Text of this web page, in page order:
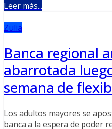
Leer más...
Zulia
Banca regional
abarrotada
semana de
Los adultos mayores se
banca a la espera de poder